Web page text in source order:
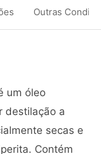
Outras
um óleo
destilação a
secas e
Contém